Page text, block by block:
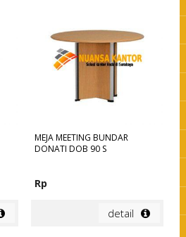
MEJA MEETING BUNDAR
DONATI DOB 90 S
Rp
detail